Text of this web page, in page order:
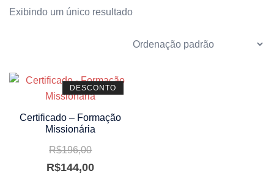
Exibindo um único resultado
DESCONTO
Certificado – Formação
Missionária
R$196,00
R$144,00